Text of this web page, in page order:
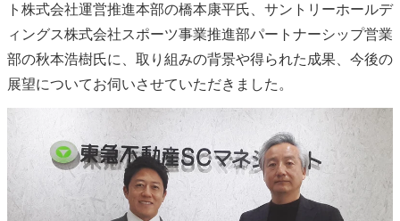
ト株式会社運営推進本部の橋本康平氏、サントリーホールデ
ィングス株式会社スポーツ事業推進部パートナーシップ営業
部の秋本浩樹氏に、取り組みの背景や得られた成果、今後の
展望についてお伺いさせていただきました。